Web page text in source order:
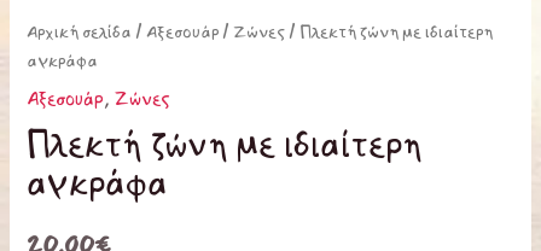
Αρχική σελίδα /Αξεσουάρ/ Ζώνες/ Πλεκτή ζώνη με ιδιαίτερη
αγκράφα
Αξεσουάρ,Ζώνες
Πλεκτή ζώνη με ιδιαίτερη
αγκράφα